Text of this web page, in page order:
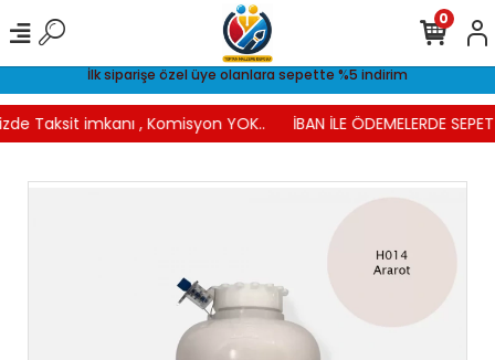
İlk siparişe özel üye olanlara sepette %5 indirim
Taksit imkanı , Komisyon YOK.. İBAN İLE ÖDEMELERDE
0